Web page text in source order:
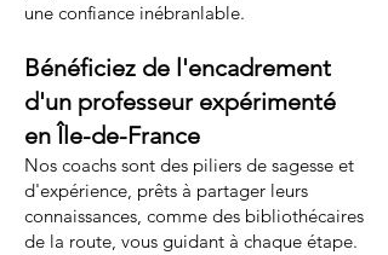
une confiance inébranlable.
Bénéficiez de l'encadrement
d'un professeur expérimenté
en Île-de-France
Nos coachs sont des piliers de sagesse et
d'expérience, prêts à partager leurs
connaissances, comme des bibliothécaires
de la route, vous guidant à chaque étape.